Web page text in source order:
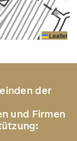
Leaflet
der
und Firmen